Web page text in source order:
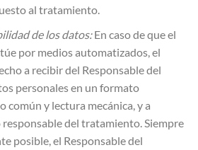
al tratamiento.
de los datos:En caso de que el
por medios automatizados, el
a recibir del Responsable del
personales en un formato
común y lectura mecánica, y a
del tratamiento. Siempre
posible, el Responsable del